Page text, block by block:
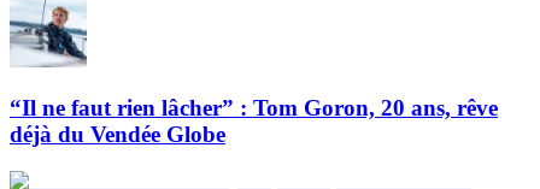
“Il ne faut rien lâcher” : Tom Goron, 20 ans, rêve
déjà du Vendée Globe